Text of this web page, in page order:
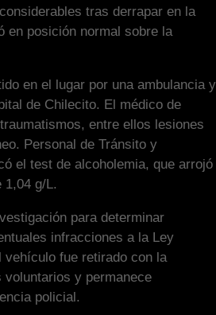
tras derrapar en la
en posición normal sobre la
en el lugar por una ambulancia y
de Chilecito. El médico de
entre ellos lesiones
Personal de Tránsito y
el test de alcoholemia, que arrojó
1,04 g/L.
para determinar
infracciones a la Ley
vehículo fue retirado con la
voluntarios y permanece
policial.